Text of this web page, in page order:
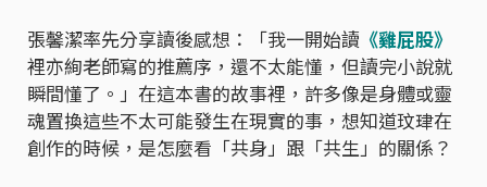
張馨潔率先分享讀後感想：「我一開始讀 《雞屁股》
裡亦絢老師寫的推薦序，還不太能懂，但讀完小說就
瞬間懂了。」在這本書的故事裡，許多像是身體或靈
魂置換這些不太可能發生在現實的事，想知道玟珒在
創作的時候，是怎麼看「共身」跟「共生」的關係？